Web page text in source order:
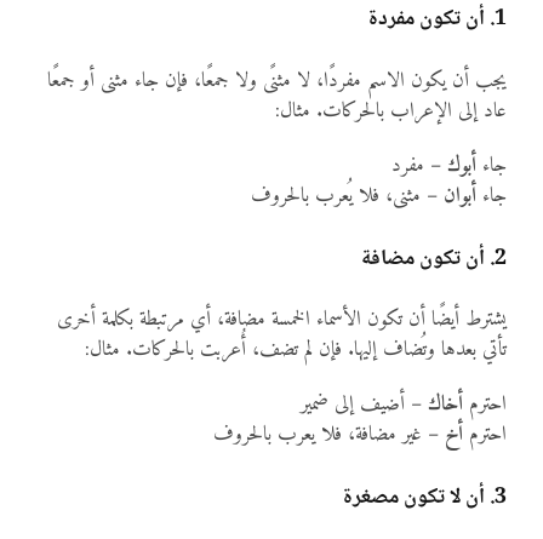
1. أن تكون مفردة
يجب أن يكون الاسم مفردًا، لا مثنًى ولا جمعًا، فإن جاء مثنى أو جمعًا
عاد إلى الإعراب بالحركات. مثال:
جاء أبوك– مفرد
جاء أبوان – مثنى، فلا يُعرب بالحروف
2. أن تكون مضافة
يشترط أيضًا أن تكون الأسماء الخمسة مضافة، أي مرتبطة بكلمة أخرى
تأتي بعدها وتُضاف إليها. فإن لم تضف، أُعربت بالحركات. مثال:
احترم أخاك– أضيف إلى ضمير
احترم أخ – غير مضافة، فلا يعرب بالحروف
3. أن لا تكون مصغرة